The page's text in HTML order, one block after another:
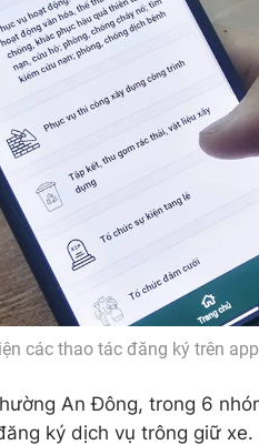
các thao tác đăng ký trên
An Đông, trong 6
ký dịch vụ trông giữ